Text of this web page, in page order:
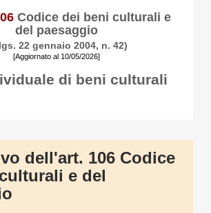
Codice dei beni culturali e
del paesaggio
22 gennaio 2004, n. 42)
[Aggiornato al 10/05/2026]
di beni culturali
dell'art. 106 Codice
e del